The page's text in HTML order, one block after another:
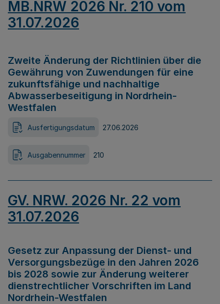
MB.NRW 2026 Nr. 210 vom
31.07.2026
Zweite Änderung der Richtlinien über die
Gewährung von Zuwendungen für eine
zukunftsfähige und nachhaltige
Abwasserbeseitigung in Nordrhein-
Westfalen
Ausfertigungsdatum 27.06.2026
Ausgabennummer 210
GV. NRW. 2026 Nr. 22 vom
31.07.2026
Gesetz zur Anpassung der Dienst- und
Versorgungsbezüge in den Jahren 2026
bis 2028 sowie zur Änderung weiterer
dienstrechtlicher Vorschriften im Land
Nordrhein-Westfalen